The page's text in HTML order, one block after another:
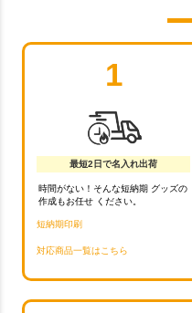
1
最短2日で名入れ出荷
時間がない！そんな短納期 グッズの
作成もお任せ ください。
短納期印刷
対応商品一覧はこちら